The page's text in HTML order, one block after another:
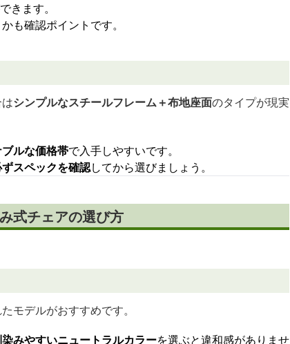
きます。
も確認ポイントです。
シンプルなスチールフレーム＋布地座面のタイプが現実
ルな価格帯で入手しやすいです。
ずスペックを確認してから選びましょう。
式チェアの選び方
モデルがおすすめです。
みやすいニュートラルカラーを選ぶと違和感がありませ